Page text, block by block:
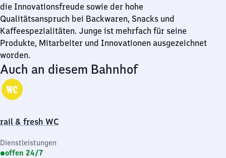
die Innovationsfreude sowie der hohe
Qualitätsanspruch bei Backwaren, Snacks und
Kaffeespezialitäten. Junge ist mehrfach für seine
Produkte, Mitarbeiter und Innovationen ausgezeichnet
worden.
Auch an diesem Bahnhof
rail & fresh WC
Dienstleistungen
offen 24/7